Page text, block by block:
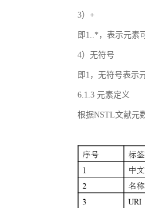
3）+
即1..*，表示元素
4）无符号
即1，无符号表示
6.1.3 元素定义
根据NSTL文献元